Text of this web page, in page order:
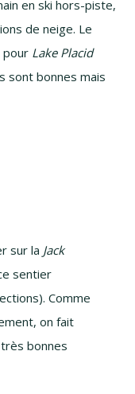
en skihors-piste,
de neige. Le
pour Lake Placid
sont bonnes mais
sur la Jack
sentier
Comme
on fait
bonnes